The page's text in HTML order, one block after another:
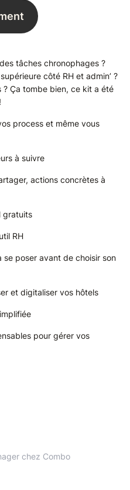
tâches chronophages ?
côté RH et admin’ ?
? Ça tombe bien, ce kit a été
process et même vous
à suivre
actions concrètes à
gratuits
RH
se poser avant de choisir son
et digitaliser vos hôtels
pour gérer vos
chez Combo